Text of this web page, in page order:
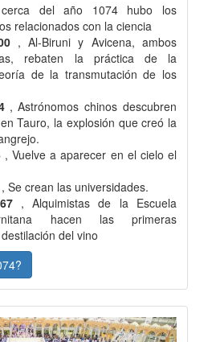
del año 1074 hubo los
relacionados con la ciencia
, Al-Biruni y Avicena, ambos
rebaten la práctica de la
de la transmutación de los
, Astrónomos chinos descubren
Tauro, la explosión que creó la
, Vuelve a aparecer en el cielo el
, Se crean las universidades.
, Alquimistas de la Escuela
hacen las primeras
del vino